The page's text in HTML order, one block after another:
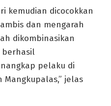
kemudian dicocokkan
dan mengarah
dikombinasikan
berhasil
pelaku di
Mangkupalas,” jelas